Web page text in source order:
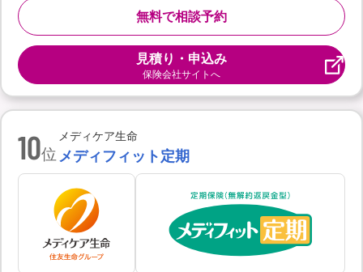
無料で相談予約
見積り・申込み
保険会社サイトへ
10位
メディケア生命
メディフィット定期